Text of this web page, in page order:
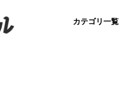
カテゴリ一覧